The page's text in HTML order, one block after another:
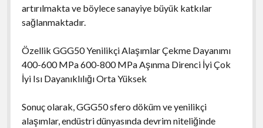
artırılmakta ve böylece sanayiye büyük katkılar
sağlanmaktadır.
Özellik GGG50 Yenilikçi Alaşımlar Çekme Dayanımı
400-600 MPa 600-800 MPa Aşınma Direnci İyi Çok
İyi Isı Dayanıklılığı Orta Yüksek
Sonuç olarak, GGG50 sfero döküm ve yenilikçi
alaşımlar, endüstri dünyasında devrim niteliğinde